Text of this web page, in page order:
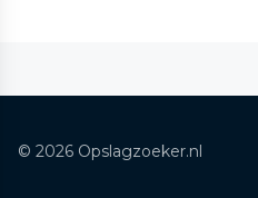
© 2026 Opslagzoeker.nl